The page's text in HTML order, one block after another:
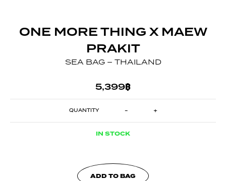
ONE MORE THING X MAEW
PRAKIT
SEA BAG – THAILAND
5,399฿
SEA
-
QUANTITY
- +
IN STOCK
ADD TO BAG